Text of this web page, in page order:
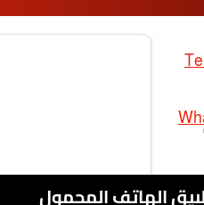
الهاتف المحمول